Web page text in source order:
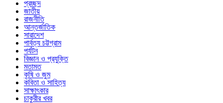
প্রচ্ছদ
জাতীয়
রাজনীতি
আন্তর্জাতিক
সারাদেশ
পার্বত্য চট্টগ্রাম
পর্যটন
বিজ্ঞান ও প্রযুক্তি
মতামত
কৃষি ও জুম
কবিতা ও সাহিত্য
সাক্ষাৎকার
চাকুরীর খবর